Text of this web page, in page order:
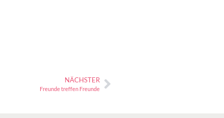
NÄCHSTER
Freunde treffen Freunde